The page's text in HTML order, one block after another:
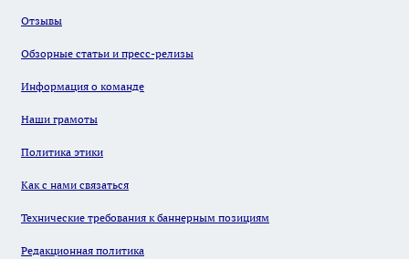
Отзывы
Обзорные статьи и пресс-релизы
Информация о команде
Наши грамоты
Политика этики
Как с нами связаться
Технические требования к баннерным позициям
Редакционная политика